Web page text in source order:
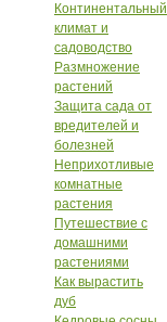
Континентальный
климат и
садоводство
Размножение
растений
Защита сада от
вредителей и
болезней
Неприхотливые
комнатные
растения
Путешествие с
домашними
растениями
Как вырастить
дуб